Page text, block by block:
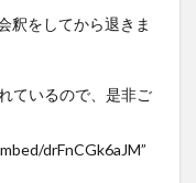
釈をしてから退きま
ているので、是非ご
drFnCGk6aJM”